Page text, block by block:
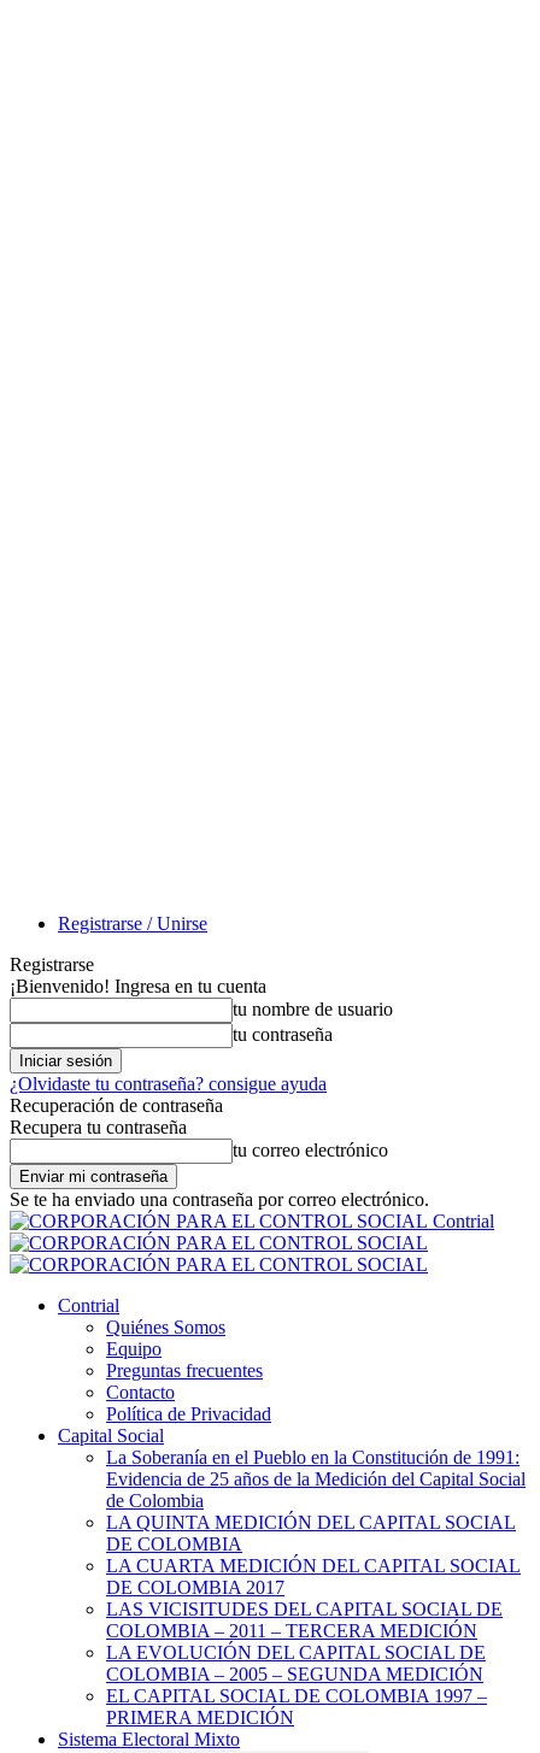
Registrarse / Unirse
Registrarse
¡Bienvenido! Ingresa en tu cuenta
tu nombre de usuario
tu contraseña
¿Olvidaste tu contraseña? consigue ayuda
Recuperación de contraseña
Recupera tu contraseña
tu correo electrónico
Se te ha enviado una contraseña por correo electrónico.
Contrial
Contrial
Quiénes Somos
Equipo
Preguntas frecuentes
Contacto
Política de Privacidad
Capital Social
La Soberanía en el Pueblo en la Constitución de 1991:
Evidencia de 25 años de la Medición del Capital Social
de Colombia
LA QUINTA MEDICIÓN DEL CAPITAL SOCIAL
DE COLOMBIA
LA CUARTA MEDICIÓN DEL CAPITAL SOCIAL
DE COLOMBIA 2017
LAS VICISITUDES DEL CAPITAL SOCIAL DE
COLOMBIA – 2011 – TERCERA MEDICIÓN
LA EVOLUCIÓN DEL CAPITAL SOCIAL DE
COLOMBIA – 2005 – SEGUNDA MEDICIÓN
EL CAPITAL SOCIAL DE COLOMBIA 1997 –
PRIMERA MEDICIÓN
Sistema Electoral Mixto